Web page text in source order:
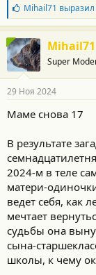
Б
л
а
г
о
д
а
н
с
и
Mihail71
Mihail71
Super
29 Ноя 2024
Маме снова 17
В результате
2024-м в теле
матери-
ведет себя, как
мечтает
судьбы она
сына-
школы, к чему